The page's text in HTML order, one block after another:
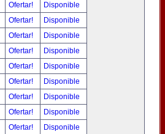
Ofertar!
Disponible
Ofertar!
Disponible
Ofertar!
Disponible
Ofertar!
Disponible
Ofertar!
Disponible
Ofertar!
Disponible
Ofertar!
Disponible
Ofertar!
Disponible
Ofertar!
Disponible